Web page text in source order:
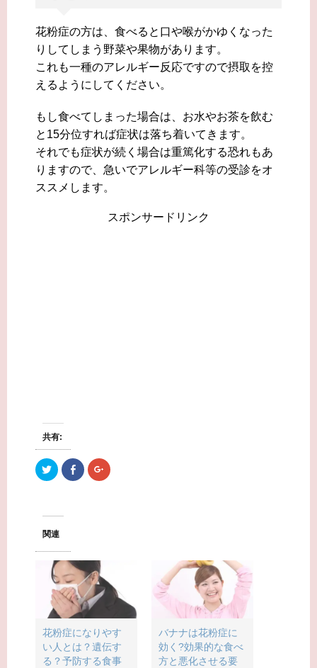
花粉症の方は、食べると口や喉がかゆくなった
りしてしまう野菜や果物があります。
これも一種のアレルギー反応ですので摂取を控
えるようにしてください。
もし食べてしまった場合は、お水やお茶を飲む
と15分位すれば症状は落ち着いてきます。
それでも症状が続く場合は重篤化する恐れもあ
りますので、急いでアレルギー科等の受診をオ
ススメします。
スポンサードリンク
共有:
ク
リ
T
w
i
t
e
r
で
共
有
新
し
い
ウ
ィ
ン
ド
F
a
す
る
に
は
ク
リ
ッ
ク
し
て
く
だ
さ
ク
リ
で
共
し
い
ウ
ィ
ン
ド
関連
花粉症になりやす
い人とは？遺伝す
る？予防する食事
バナナは花粉症に
効く?効果的な食べ
方と悪化させる要